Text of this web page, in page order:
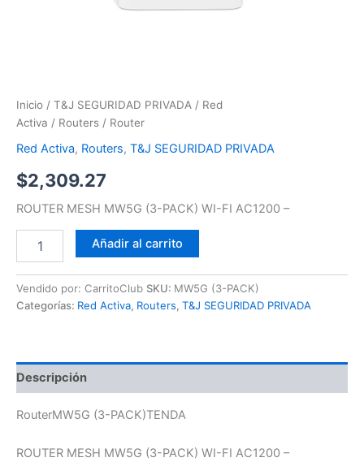
Inicio / T&J SEGURIDAD PRIVADA / Red
Activa / Routers / Router
Red Activa, Routers, T&J SEGURIDAD PRIVADA
$2,309.27
ROUTER MESH MW5G (3-PACK) WI-FI AC1200 –
Añadir al carrito
Vendido por: CarritoClub SKU: MW5G (3-PACK)
Categorías: Red Activa, Routers, T&J SEGURIDAD PRIVADA
Descripción
RouterMW5G (3-PACK)TENDA
ROUTER MESH MW5G (3-PACK) WI-FI AC1200 –